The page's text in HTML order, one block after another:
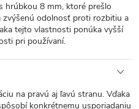
hrúbkou 8 mm, ktoré prešlo
zvýšenú odolnosť proti rozbitiu a
tejto vlastnosti ponúka vyšší
pri používaní.
na pravú aj ľavú stranu. Vďaka
konkrétnemu usporiadaniu